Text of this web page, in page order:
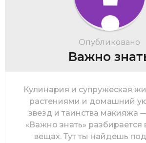
Опубликовано
Важно
Кулинария и супружеская
растениями и домашний
звезд и таинства макияжа
«Важно знать» разбирается
вещах. Тут ты найдешь